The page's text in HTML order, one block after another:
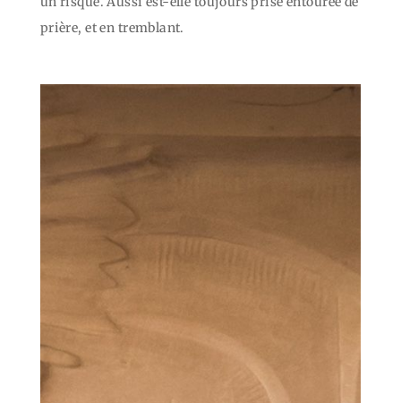
prière, et en tremblant.